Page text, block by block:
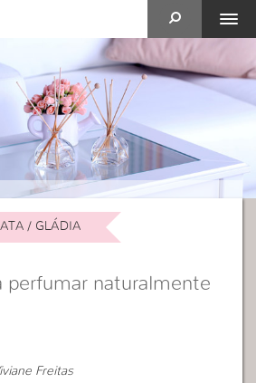
/ GLÁDIA
perfumar naturalmente
Freitas